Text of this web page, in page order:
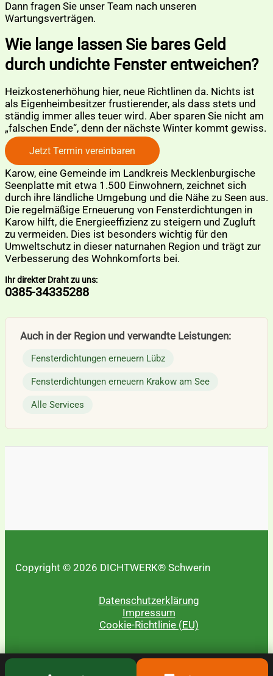
Dann fragen Sie unser Team nach unseren
Wartungsverträgen.
Wie lange lassen Sie bares Geld
durch undichte Fenster entweichen?
Heizkostenerhöhung hier, neue Richtlinen da. Nichts ist
als Eigenheimbesitzer frustierender, als dass stets und
ständig immer alles teuer wird. Aber sparen Sie nicht am
„falschen Ende“, denn der nächste Winter kommt gewiss.
Jetzt Termin vereinbaren
Karow, eine Gemeinde im Landkreis Mecklenburgische
Seenplatte mit etwa 1.500 Einwohnern, zeichnet sich
durch ihre ländliche Umgebung und die Nähe zu Seen aus.
Die regelmäßige Erneuerung von Fensterdichtungen in
Karow hilft, die Energieeffizienz zu steigern und Zugluft
zu vermeiden. Dies ist besonders wichtig für den
Umweltschutz in dieser naturnahen Region und trägt zur
Verbesserung des Wohnkomforts bei.
Ihr direkter Draht zu uns:
0385-34335288
Auch in der Region und verwandte Leistungen:
Fensterdichtungen erneuern Lübz
Fensterdichtungen erneuern Krakow am See
Alle Services
Copyright © 2026 DICHTWERK® Schwerin
Datenschutzerklärung
Impressum
Cookie-Richtlinie (EU)